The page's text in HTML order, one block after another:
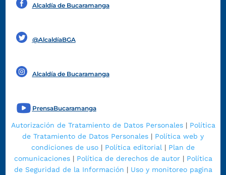
Alcaldía de Bucaramanga
@AlcaldíaBGA
Alcaldía de Bucaramanga
PrensaBucaramanga
Autorización de Tratamiento de Datos Personales| Política
de Tratamiento de Datos Personales | Política web y
condiciones de uso | Política editorial | Plan de
comunicaciones| Política de derechos de autor| Política
de Seguridad de la Información | Uso y monitoreo pagina